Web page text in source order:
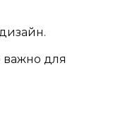
важно для